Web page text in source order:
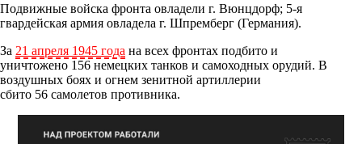
Подвижные войска фронта овладели г. Вюнцдорф; 5-я
гвардейская армия овладела г. Шпремберг (Германия).
За 21 апреля 1945 года на всех фронтах подбито и
уничтожено 156 немецких танков и самоходных орудий. В
воздушных боях и огнем зенитной артиллерии
сбито 56 самолетов противника.